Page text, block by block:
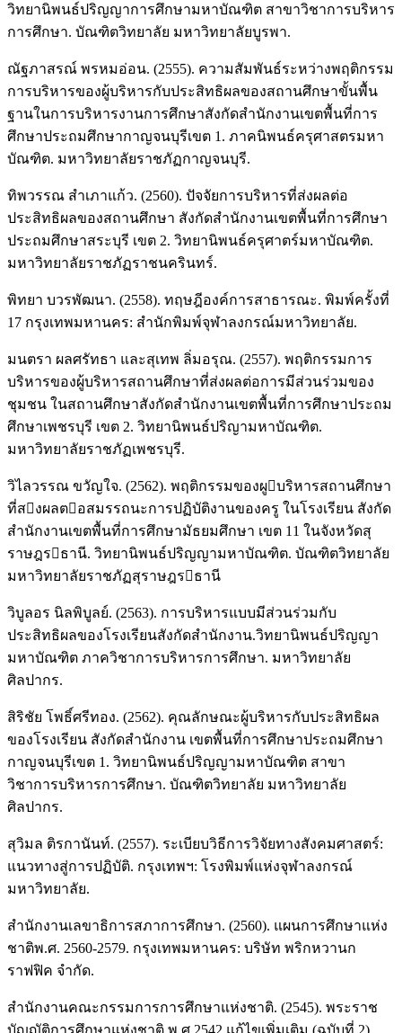
วิทยานิพนธ์ปริญญาการศึกษามหาบัณฑิต สาขาวิชาการบริหาร
การศึกษา. บัณฑิตวิทยาลัย มหาวิทยาลัยบูรพา.
ณัฐภาสรณ์ พรหมอ่อน. (2555). ความสัมพันธ์ระหว่างพฤติกรรม
การบริหารของผู้บริหารกับประสิทธิผลของสถานศึกษาขั้นพื้น
ฐานในการบริหารงานการศึกษาสังกัดสำนักงานเขตพื้นที่การ
ศึกษาประถมศึกษากาญจนบุรีเขต 1. ภาคนิพนธ์ครุศาสตรมหา
บัณฑิต. มหาวิทยาลัยราชภัฏกาญจนบุรี.
ทิพวรรณ สำเภาแก้ว. (2560). ปัจจัยการบริหารที่ส่งผลต่อ
ประสิทธิผลของสถานศึกษา สังกัดสำนักงานเขตพื้นที่การศึกษา
ประถมศึกษาสระบุรี เขต 2. วิทยานิพนธ์ครุศาตร์มหาบัณฑิต.
มหาวิทยาลัยราชภัฏราชนครินทร์.
พิทยา บวรพัฒนา. (2558). ทฤษฎีองค์การสาธารณะ. พิมพ์ครั้งที่
17 กรุงเทพมหานคร: สำนักพิมพ์จุฬาลงกรณ์มหาวิทยาลัย.
มนตรา ผลศรัทธา และสุเทพ ลิ่มอรุณ. (2557). พฤติกรรมการ
บริหารของผู้บริหารสถานศึกษาที่ส่งผลต่อการมีส่วนร่วมของ
ชุมชน ในสถานศึกษาสังกัดสำนักงานเขตพื้นที่การศึกษาประถม
ศึกษาเพชรบุรี เขต 2. วิทยานิพนธ์ปริญามหาบัณฑิต.
มหาวิทยาลัยราชภัฏเพชรบุรี.
วิไลวรรณ ขวัญใจ. (2562). พฤติกรรมของผูบริหารสถานศึกษา
ที่สงผลตอสมรรถนะการปฏิบัติงานของครู ในโรงเรียน สังกัด
สํานักงานเขตพื้นที่การศึกษามัธยมศึกษา เขต 11 ในจังหวัดสุ
ราษฎรธานี. วิทยานิพนธ์ปริญญามหาบัณฑิต. บัณฑิตวิทยาลัย
มหาวิทยาลัยราชภัฏสุราษฎรธานี
วิบูลอร นิลพิบูลย์. (2563). การบริหารแบบมีส่วนร่วมกับ
ประสิทธิผลของโรงเรียนสังกัดสำนักงาน.วิทยานิพนธ์ปริญญา
มหาบัณฑิต ภาควิชาการบริหารการศึกษา. มหาวิทยาลัย
ศิลปากร.
สิริชัย โพธิ์ศรีทอง. (2562). คุณลักษณะผู้บริหารกับประสิทธิผล
ของโรงเรียน สังกัดสำนักงาน เขตพื้นที่การศึกษาประถมศึกษา
กาญจนบุรีเขต 1. วิทยานิพนธ์ปริญญามหาบัณฑิต สาขา
วิชาการบริหารการศึกษา. บัณฑิตวิทยาลัย มหาวิทยาลัย
ศิลปากร.
สุวิมล ติรกานันท์. (2557). ระเบียบวิธีการวิจัยทางสังคมศาสตร์:
แนวทางสู่การปฏิบัติ. กรุงเทพฯ: โรงพิมพ์แห่งจุฬาลงกรณ์
มหาวิทยาลัย.
สำนักงานเลขาธิการสภาการศึกษา. (2560). แผนการศึกษาแห่ง
ชาติพ.ศ. 2560-2579. กรุงเทพมหานคร: บริษัท พริกหวานก
ราฟฟิค จำกัด.
สำนักงานคณะกรรมการการศึกษาแห่งชาติ. (2545). พระราช
บัญญัติการศึกษาแห่งชาติ พ.ศ.2542 แก้ไขเพิ่มเติม (ฉบับที่ 2)